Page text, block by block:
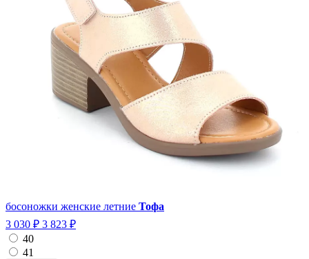
босоножки женские летние Тофа
3 030 ₽ 3 823 ₽
40
41